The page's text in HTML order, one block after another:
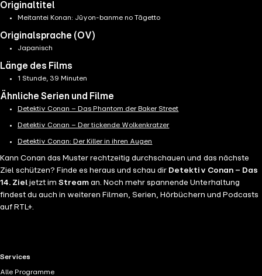
Originaltitel
Meitantei Konan: Jūyon-banme no Tāgetto
Originalsprache (OV)
Japanisch
Länge des Films
1 Stunde, 39 Minuten
Ähnliche Serien und Filme
Detektiv Conan – Das Phantom der Baker Street
Detektiv Conan – Der tickende Wolkenkratzer
Detektiv Conan: Der Killer in ihren Augen
Kann Conan das Muster rechtzeitig durchschauen und das nächste
Ziel schützen? Finde es heraus und schau dir Detektiv Conan – Das
14. Ziel jetzt imStream an. Noch mehr spannende Unterhaltung
findest du auch in weiteren Filmen, Serien, Hörbüchern und Podcasts
auf RTL+.
RTL+ useful links.
Services
Alle Programme